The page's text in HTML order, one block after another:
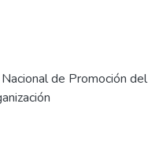
de Promoción